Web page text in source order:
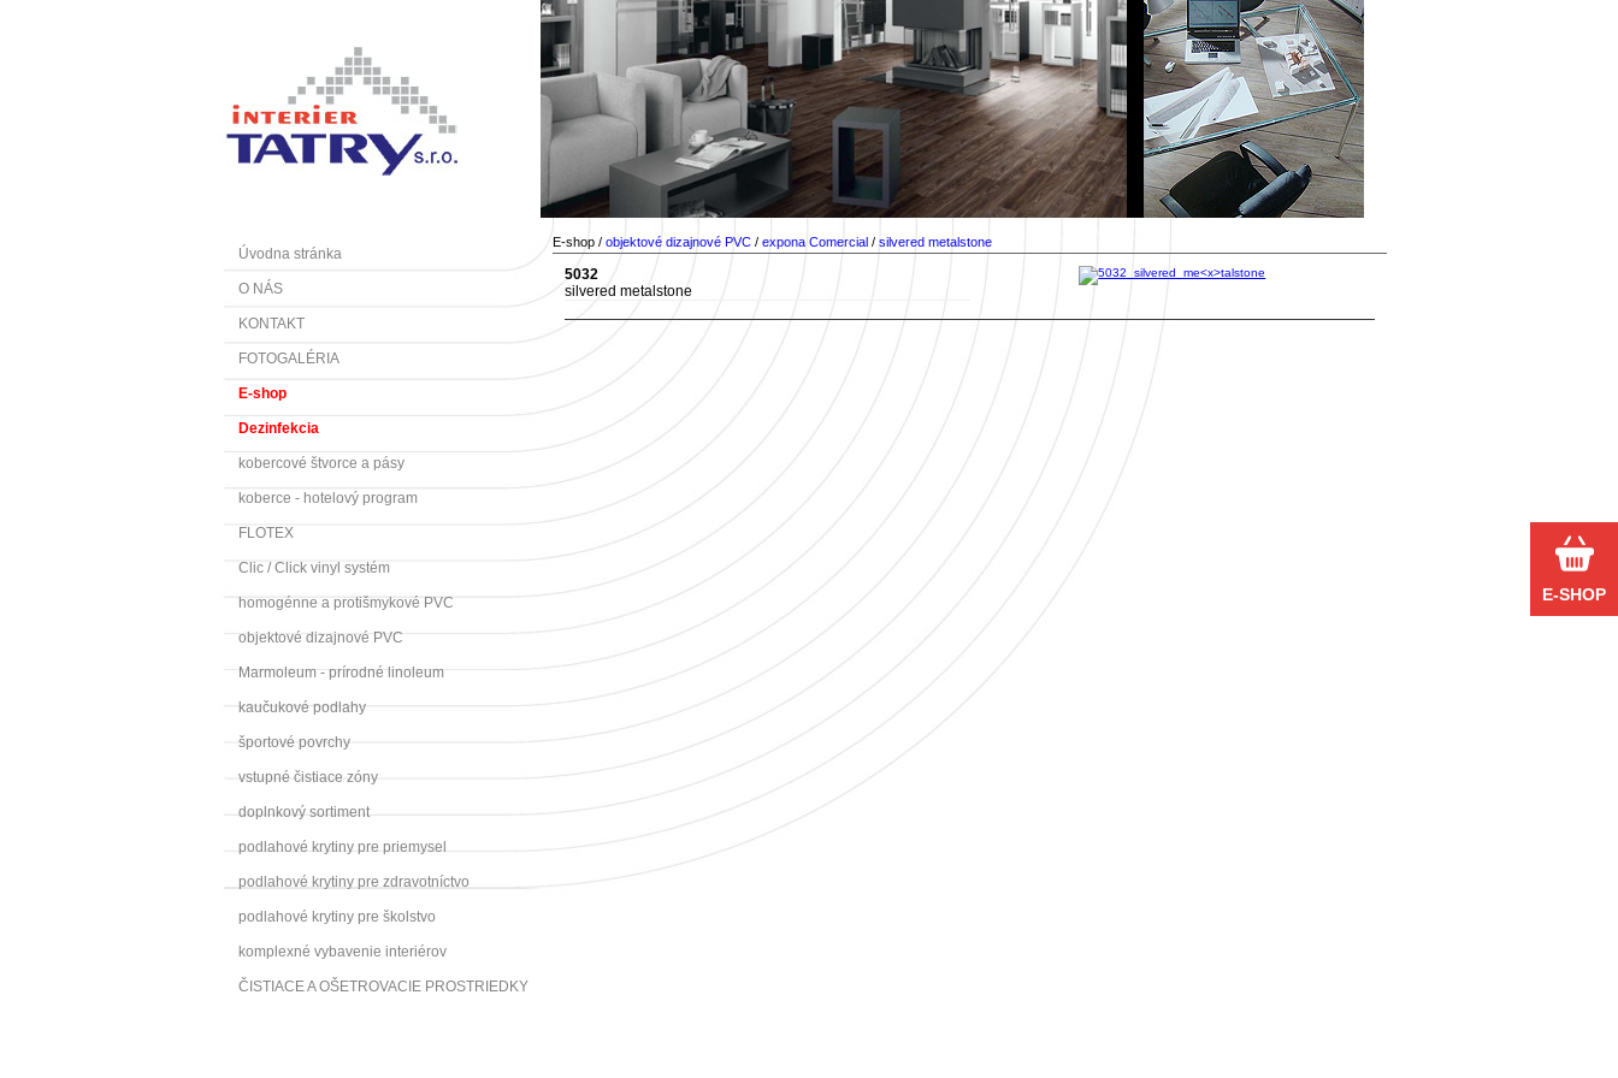
Úvodna stránka
O NÁS
KONTAKT
FOTOGALÉRIA
E-shop
Dezinfekcia
kobercové štvorce a pásy
koberce - hotelový program
FLOTEX
Clic / Click vinyl systém
homogénne a protišmykové PVC
objektové dizajnové PVC
Marmoleum - prírodné linoleum
kaučukové podlahy
športové povrchy
vstupné čistiace zóny
doplnkový sortiment
podlahové krytiny pre priemysel
podlahové krytiny pre zdravotníctvo
podlahové krytiny pre školstvo
komplexné vybavenie interiérov
ČISTIACE A OŠETROVACIE PROSTRIEDKY
E-shop / objektové dizajnové PVC / expona Comercial / silvered metalstone
5032
silvered metalstone
E-SHOP